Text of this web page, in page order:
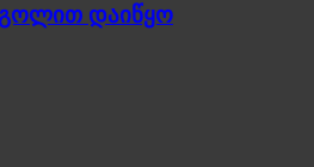
გოლით დაიწყო